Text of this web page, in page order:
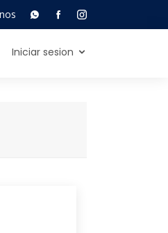
Iniciar sesion